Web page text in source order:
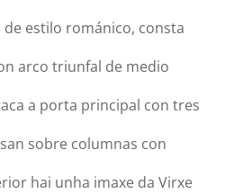
de estilo románico, consta
arco triunfal de medio
a porta principal con tres
sobre columnas con
hai unha imaxe da Virxe